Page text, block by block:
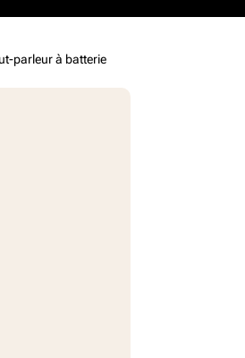
parleur à batterie